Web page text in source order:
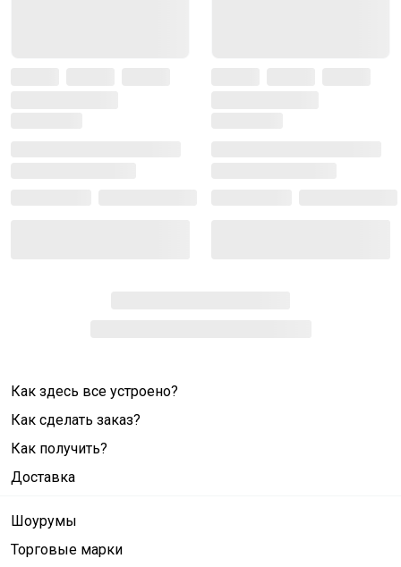
Как здесь все устроено?
Как сделать заказ?
Как получить?
Доставка
Шоурумы
Торговые марки